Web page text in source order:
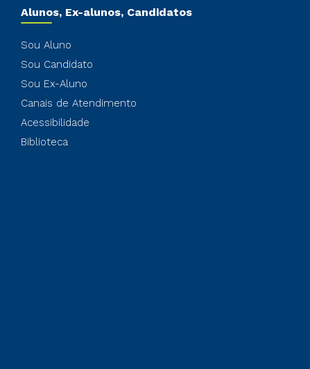
Alunos, Ex-alunos, Candidatos
Sou Aluno
Sou Candidato
Sou Ex-Aluno
Canais de Atendimento
Acessibilidade
Biblioteca